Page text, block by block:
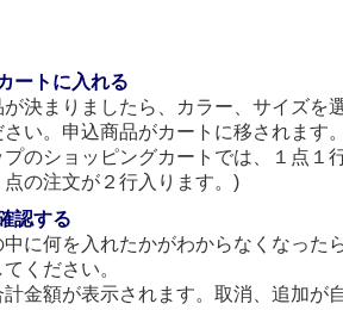
ートに入れる
が決まりましたら、カラー、サイズを
さい。申込商品がカートに移されます
プのショッピングカートでは、１点１
の注文が２行入ります。)
認する
中に何を入れたかがわからなくなった
ください。
計金額が表示されます。取消、追加が